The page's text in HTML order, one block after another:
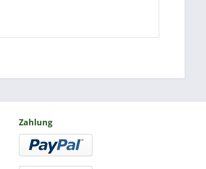
Zahlung